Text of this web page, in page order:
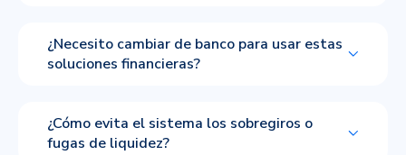
¿Necesito cambiar de banco para usar estas
soluciones financieras?
¿Cómo evita el sistema los sobregiros o
fugas de liquidez?